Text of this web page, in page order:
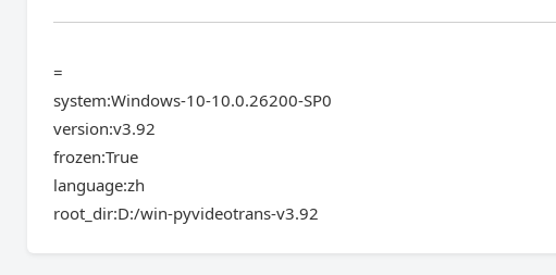
=
system:Windows-10-10.0.26200-SP0
version:v3.92
frozen:True
language:zh
root_dir:D:/win-pyvideotrans-v3.92